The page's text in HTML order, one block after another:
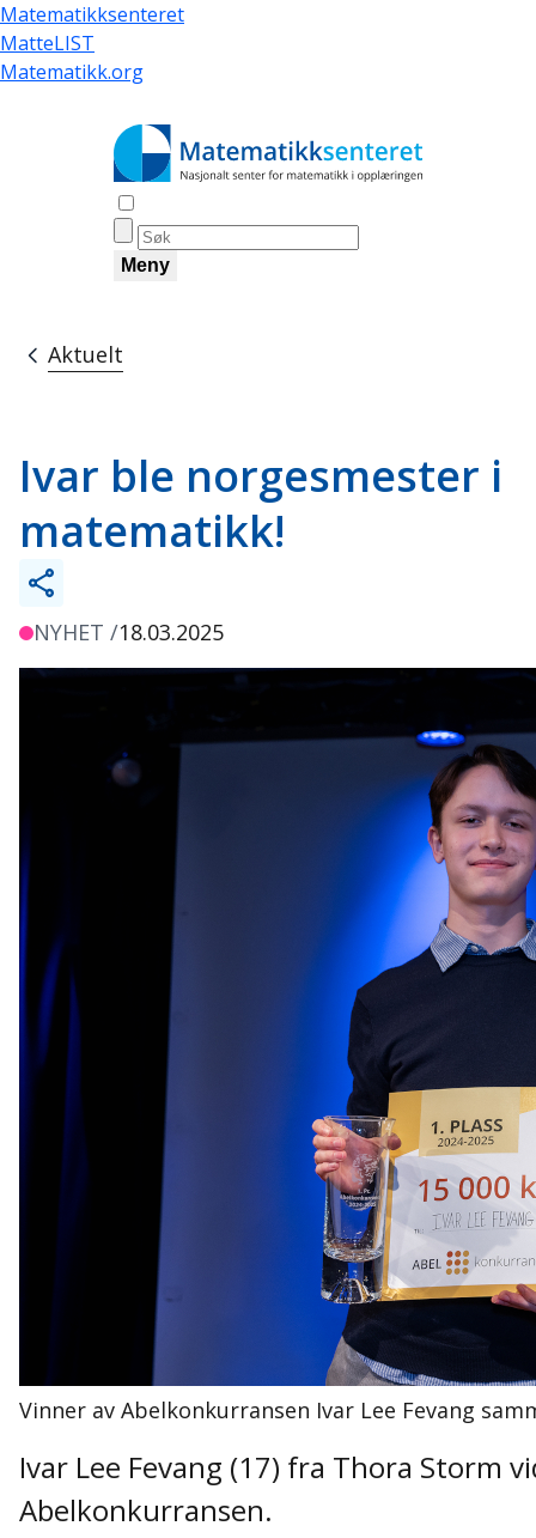
Hopp
til
hovedinnhold
Matematikksenteret
MatteLIST
Matematikk.org
Meny
Navigasjonssti
Aktuelt
Ivar ble norgesmester i
matematikk!
NYHET /18.03.2025
Vinner av Abelkonkurransen Ivar Lee Fevang
Ivar Lee Fevang (17) fra Thora Storm
Abelkonkurransen.